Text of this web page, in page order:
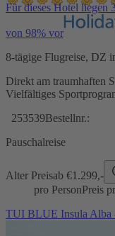
Für dieses Hotel liegen
von 98% vor
8-tägige Flugreise, DZ
Direkt am traumhaften
Vielfältiges
253539Bestellnr.:
Pauschalreise
Alter Preisab €1.299,-
pro PersonPreis
TUI BLUE Insula Alba